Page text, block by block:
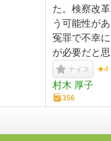
た。検察改
う可能性が
冤罪で不幸
が必要だと思
ナイス ★4
村木 厚子
356